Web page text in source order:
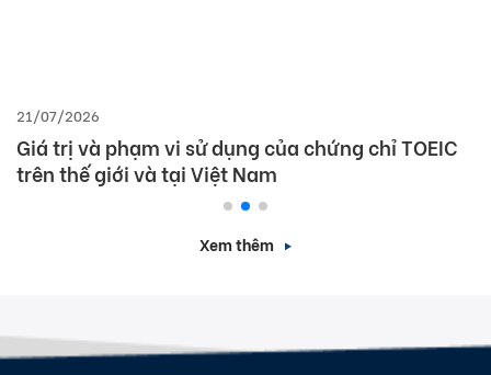
21/07/2026
Giá trị và phạm vi sử dụng của chứng chỉ TOEIC
trên thế giới và tại Việt Nam
Xem thêm